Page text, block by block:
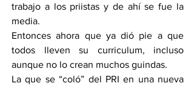
trabajo a los priistas y de ahí se fue la
media.
Entonces ahora que ya dió pie a que
todos lleven su curriculum, incluso
aunque no lo crean muchos guindas.
La que se “coló” del PRI en una nueva